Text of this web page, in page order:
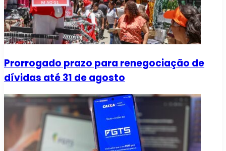
Prorrogado prazo para renegociação de
dívidas até 31 de agosto